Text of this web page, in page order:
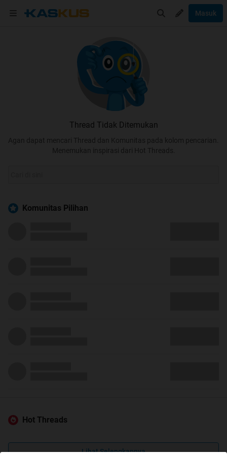
Masuk
Thread Tidak Ditemukan
Agan dapat mencari Thread dan Komunitas pada kolom pencarian.
Menemukan inspirasi dari Hot Threads.
Komunitas Pilihan
Hot Threads
Lihat Selengkapnya